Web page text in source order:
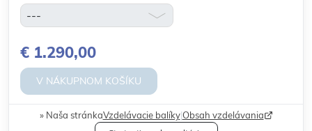
€ 1.290,00
V NÁKUPNOM KOŠÍKU
Naša stránkaVzdelávacie balíky|Obsah vzdelávania